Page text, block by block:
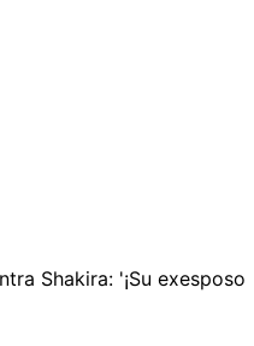
Shakira: '¡Su exesposo